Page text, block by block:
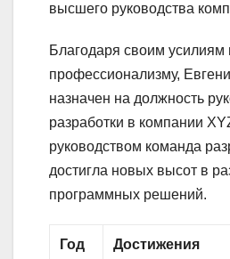
высшего руководства
Благодаря своим усилиям
профессионализму,
назначен на должность
разработки в компании
руководством команда
достигла новых высот в
программных решений.
Год Достижения